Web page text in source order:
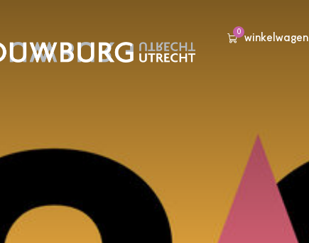
0
winkelwagen